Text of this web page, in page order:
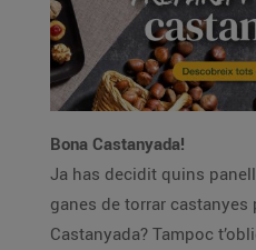
Bona Castanyada!
Ja has decidit quins
ganes de torrar castanyes
Castanyada? Tampoc